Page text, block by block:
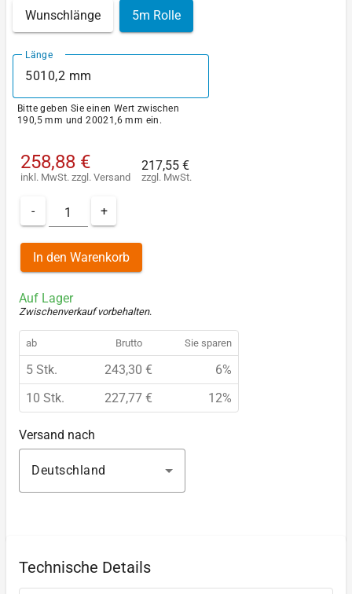
Wunschlänge 5m Rolle
Länge
Bitte geben Sie einen Wert zwischen
190,5 mm und 20021,6 mm ein.
258,88 €
inkl. MwSt. zzgl. Versand
217,55 €
zzgl. MwSt.
- +
In den Warenkorb
Auf Lager
Zwischenverkauf vorbehalten.
ab Brutto Sie sparen
5 Stk. 243,30 €
6%
10 Stk.
227,77 € 12%
Versand nach
Deutschland
Technische Details